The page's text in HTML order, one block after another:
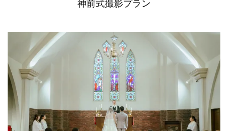
神前式撮影プラン